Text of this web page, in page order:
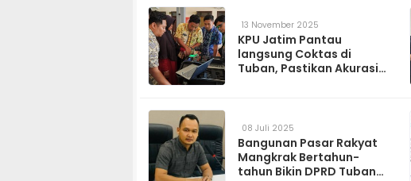
13 November 2025
KPU Jatim Pantau
langsung Coktas di
Tuban, Pastikan Akurasi
08 Juli 2025
Bangunan Pasar Rakyat
Mangkrak Bertahun-
tahun Bikin DPRD Tuban